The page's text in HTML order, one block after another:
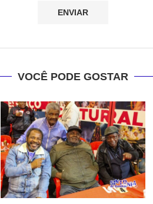
VOCÊ PODE GOSTAR